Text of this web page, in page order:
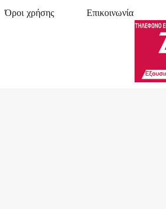
Όροι χρήσης Επικοινωνία